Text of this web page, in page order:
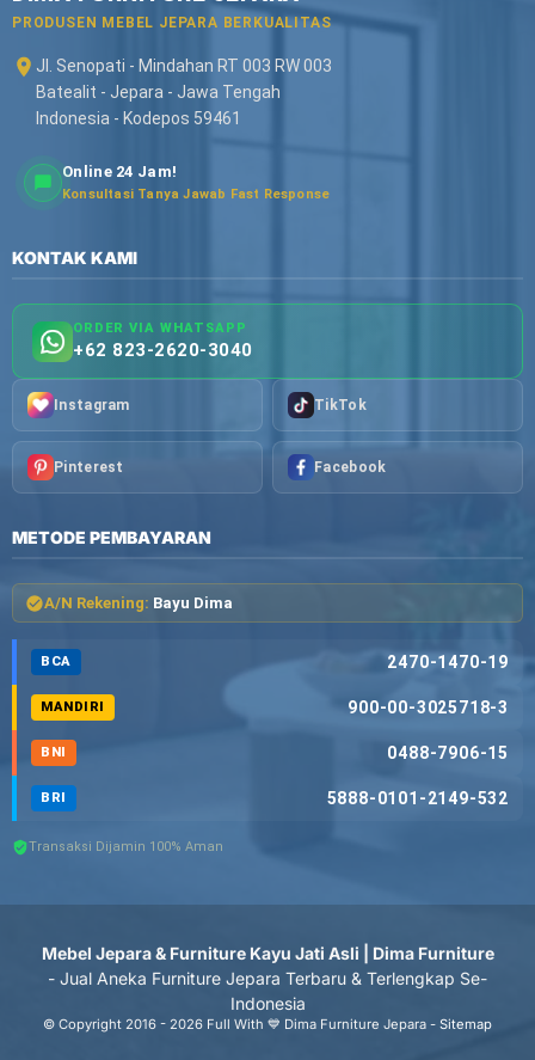
PRODUSEN MEBEL JEPARA BERKUALITAS
Jl. Senopati - Mindahan RT 003 RW 003
Batealit - Jepara - Jawa Tengah
Indonesia - Kodepos 59461
Online 24 Jam!
Konsultasi Tanya Jawab Fast Response
KONTAK KAMI
ORDER VIA WHATSAPP
+62 823-2620-3040
Instagram TikTok
Pinterest Facebook
METODE PEMBAYARAN
A/N Rekening: Bayu Dima
BCA 2470-1470-19
MANDIRI 900-00-3025718-3
BNI 0488-7906-15
BRI 5888-0101-2149-532
Transaksi Dijamin 100% Aman
Mebel Jepara & Furniture Kayu Jati Asli | Dima Furniture
- Jual Aneka Furniture Jepara Terbaru & Terlengkap Se-
Indonesia
© Copyright 2016 - 2026 Full With 💙 Dima Furniture Jepara - Sitemap